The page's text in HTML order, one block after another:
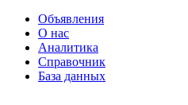
Объявления
О нас
Аналитика
Справочник
База данных